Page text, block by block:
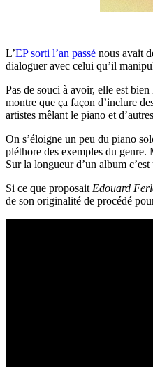
L’EP sorti l’an passé nous avait
dialoguer avec celui qu’il
Pas de souci à avoir, elle est bien
montre que ça façon d’inclure
artistes mêlant le piano et
On s’éloigne un peu du piano
pléthore des exemples du genre.
Sur la longueur d’un album
Si ce que proposait Edouard
de son originalité de procédé